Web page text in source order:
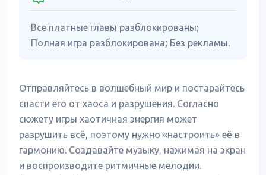
Все платные главы разблокированы;
Полная игра разблокирована; Без рекламы.
Отправляйтесь в волшебный мир и постарайтесь
спасти его от хаоса и разрушения. Согласно
сюжету игры хаотичная энергия может
разрушить всё, поэтому нужно «настроить» её в
гармонию. Создавайте музыку, нажимая на экран
и воспроизводите ритмичные мелодии.